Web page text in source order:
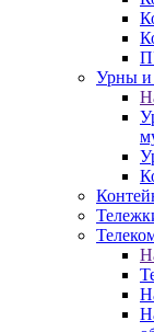
Урны и